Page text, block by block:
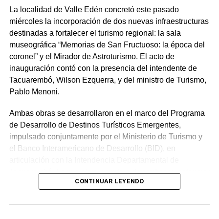
de viviendas y los interesados en alquilarlas, facilitando
una experiencia ágil y transparente para ambas partes.
La plataforma estará operativa desde febrero y
permanecerá activa hasta la finalización de la Fiesta,
brindando así una solución para quienes deseen alojarse
en Tacuarembó y para quienes ofrezcan sus propiedades.
Para acceder al servicio, los visitantes podrán ingresar
encontrarán información detallada sobre las propiedades
disponibles, así como los contactos necesarios para
concretar reservas.
comisión ni maneja ningún dinero de las operaciones
inmobiliarias originadas en esta plataforma.
La localidad de Valle Edén concretó este pasado
miércoles la incorporación de dos nuevas infraestructuras
destinadas a fortalecer el turismo regional: la sala
museográfica “Memorias de San Fructuoso: la época del
coronel” y el Mirador de Astroturismo. El acto de
inauguración contó con la presencia del intendente de
Tacuarembó, Wilson Ezquerra, y del ministro de Turismo,
Pablo Menoni.
Ambas obras se desarrollaron en el marco del Programa
de Desarrollo de Destinos Turísticos Emergentes,
impulsado conjuntamente por el Ministerio de Turismo y
el Banco Interamericano de Desarrollo (BID), en
Tacuarembó. La iniciativa apunta a diversificar y potenciar
el atractivo de las Quebradas del Norte.
Continuidad institucional y políticas de
CONTINUAR LEYENDO